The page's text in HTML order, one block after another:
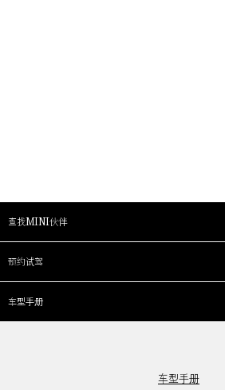
查找MINI伙伴
预约试驾
车型手册
车型手册